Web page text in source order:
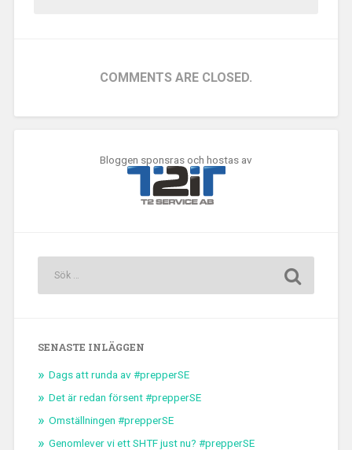
COMMENTS ARE CLOSED.
Bloggen sponsras och hostas av
SENASTE INLÄGGEN
Dags att runda av #prepperSE
Det är redan försent #prepperSE
Omställningen #prepperSE
Genomlever vi ett SHTF just nu? #prepperSE